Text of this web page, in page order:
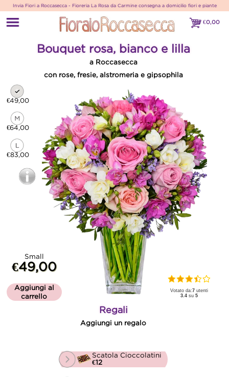
Invia Fiori a Roccasecca - Fioreria La Rosa da Carmine consegna a domicilio fiori e piante
€0,00
€0,00
Bouquet rosa, bianco e lilla
a Roccasecca
con rose, fresie, alstromeria e gipsophila
€49,00
€64,00
€83,00
Small
€49,00
Aggiungi al
carrello
Votato da:7 utenti
3.4 su5
Regali
Aggiungi un regalo
Scatola Cioccolatini
€12